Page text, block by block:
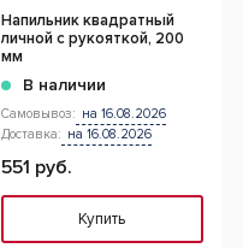
Напильник квадратный
личной с рукояткой, 200
мм
В наличии
Самовывоз: на 16.08.2026
Доставка: на 16.08.2026
551 руб.
Купить